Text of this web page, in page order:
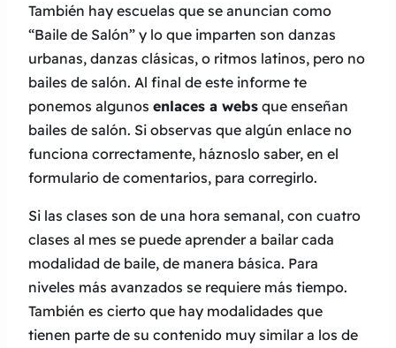
También hay escuelas que se anuncian como
“Baile de Salón” y lo que imparten son danzas
urbanas, danzas clásicas, o ritmos latinos, pero no
bailes de salón. Al final de este informe te
ponemos algunos enlaces a webs que enseñan
bailes de salón. Si observas que algún enlace no
funciona correctamente, háznoslo saber, en el
formulario de comentarios, para corregirlo.
Si las clases son de una hora semanal, con cuatro
clases al mes se puede aprender a bailar cada
modalidad de baile, de manera básica. Para
niveles más avanzados se requiere más tiempo.
También es cierto que hay modalidades que
tienen parte de su contenido muy similar a los de